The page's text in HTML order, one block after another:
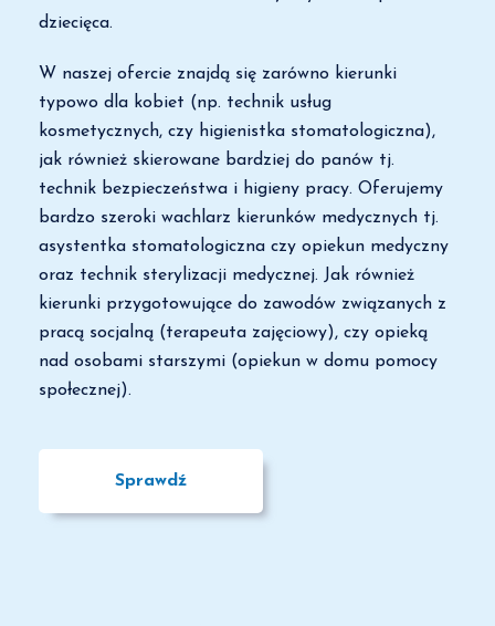
dziecięca.
W naszej ofercie znajdą się zarówno kierunki
typowo dla kobiet (np. technik usług
kosmetycznych, czy higienistka stomatologiczna),
jak również skierowane bardziej do panów tj.
technik bezpieczeństwa i higieny pracy. Oferujemy
bardzo szeroki wachlarz kierunków medycznych tj.
asystentka stomatologiczna czy opiekun medyczny
oraz technik sterylizacji medycznej. Jak również
kierunki przygotowujące do zawodów związanych z
pracą socjalną (terapeuta zajęciowy), czy opieką
nad osobami starszymi (opiekun w domu pomocy
społecznej).
Sprawdź